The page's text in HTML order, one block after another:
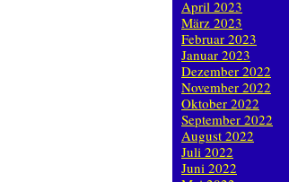
April 2023
März 2023
Februar 2023
Januar 2023
Dezember 2022
November 2022
Oktober 2022
September 2022
August 2022
Juli 2022
Juni 2022